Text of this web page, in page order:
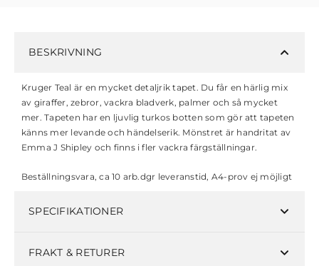
BESKRIVNING
Kruger Teal är en mycket detaljrik tapet. Du får en härlig mix
av giraffer, zebror, vackra bladverk, palmer och så mycket
mer. Tapeten har en ljuvlig turkos botten som gör att tapeten
känns mer levande och händelserik. Mönstret är handritat av
Emma J Shipley och finns i fler vackra färgställningar.
Beställningsvara, ca 10 arb.dgr leveranstid, A4-prov ej möjligt
SPECIFIKATIONER
FRAKT & RETURER